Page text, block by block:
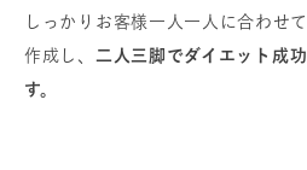
しっかりお客様一人一人に合わせ
作成し、 二人三脚でダイエット成
す。